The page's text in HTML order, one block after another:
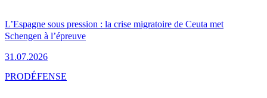
L’Espagne sous pression : la crise migratoire de Ceuta met
Schengen à l’épreuve
31.07.2026
PRODÉFENSE